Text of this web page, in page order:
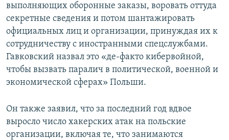
УКРАИНСКАЯ ПРОБЛЕМА КРЫМА
Все сайты RFE/RL
выполняющих оборонные заказы, воровать оттуда
секретные сведения и потом шантажировать
официальных лиц и организации, принуждая их к
сотрудничеству с иностранными спецслужбами.
Гавковский назвал это «де-факто кибервойной,
чтобы вызвать паралич в политической, военной и
экономической сферах» Польши.
Он также заявил, что за последний год вдвое
выросло число хакерских атак на польские
организации, включая те, что занимаются